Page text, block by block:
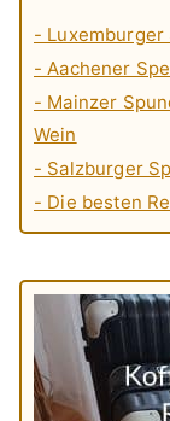
- Luxemburger
- Aachener
- Mainzer
Wein
- Salzburger
- Die besten